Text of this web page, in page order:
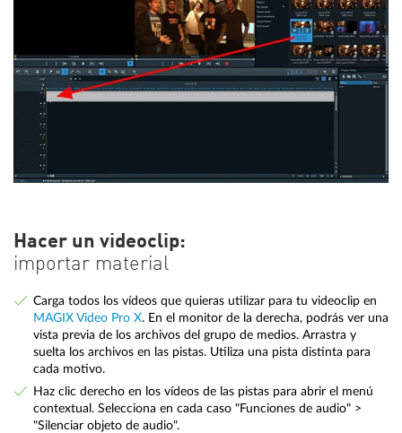
Hacer un videoclip:
importar material
Carga todos los vídeos que quieras utilizar para tu videoclip en
MAGIX Video Pro X. En el monitor de la derecha, podrás ver una
vista previa de los archivos del grupo de medios. Arrastra y
suelta los archivos en las pistas. Utiliza una pista distinta para
cada motivo.
Haz clic derecho en los vídeos de las pistas para abrir el menú
contextual. Selecciona en cada caso "Funciones de audio" >
"Silenciar objeto de audio".